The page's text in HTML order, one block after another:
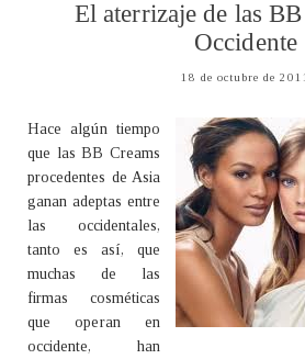
El aterrizaje de las BB
Occidente
18 de octubre de 2011
Hace algún tiempo
que las BB Creams
procedentes de Asia
ganan adeptas entre
las occidentales,
tanto es así, que
muchas de las
firmas cosméticas
que operan en
occidente, han